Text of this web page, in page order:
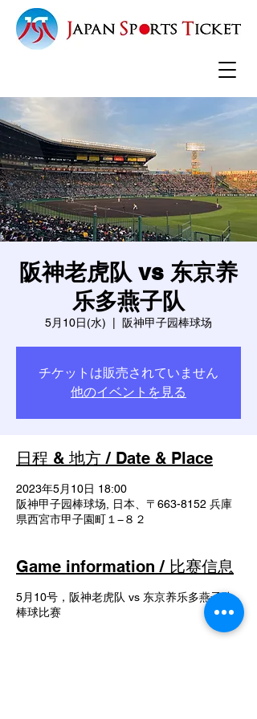
阪神老虎队 vs 东京养
乐多燕子队
5月10日(水) 阪神甲子园棒球场
チケットは販売されていません
他のイベントを見る
日程 & 地方 / Date & Place
2023年5月10日 18:00
阪神甲子园棒球场, 日本、〒663-8152 兵庫
県西宮市甲子園町１−８２
Game information / 比赛信息
5月10号，阪神老虎队 vs 东京养乐多燕子队
棒球比赛